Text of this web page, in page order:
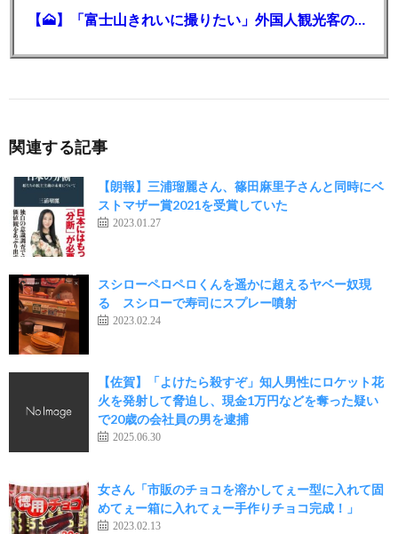
【🗻】「富士山きれいに撮りたい」外国人観光客のレンタカー事故が急増…「ハンドルが逆で慣れず」、道の狭さも
関連する記事
【朗報】三浦瑠麗さん、篠田麻里子さんと同時にベ
ストマザー賞2021を受賞していた
2023.01.27
スシローペロペロくんを遥かに超えるヤベー奴現
る スシローで寿司にスプレー噴射
2023.02.24
【佐賀】「よけたら殺すぞ」知人男性にロケット花
火を発射して脅迫し、現金1万円などを奪った疑い
で20歳の会社員の男を逮捕
2025.06.30
女さん「市販のチョコを溶かしてぇー型に入れて固
めてぇー箱に入れてぇー手作りチョコ完成！」
2023.02.13